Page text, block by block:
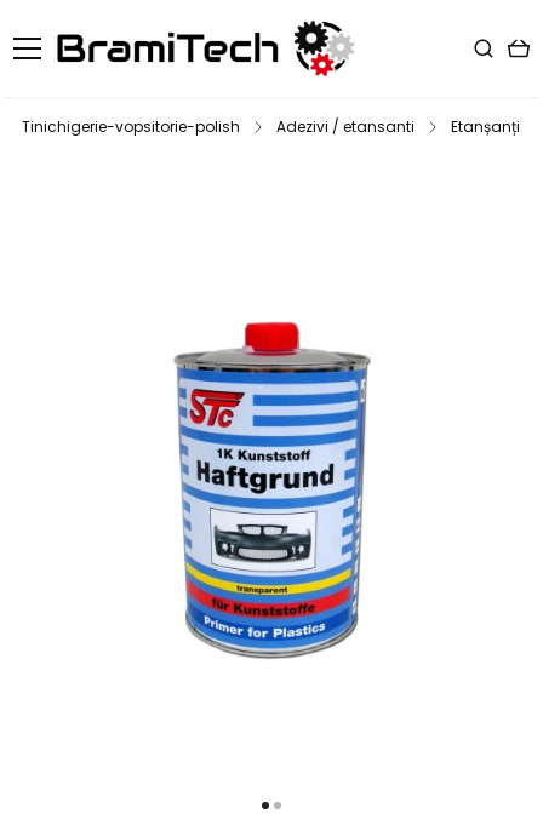
Tinichigerie-vopsitorie-polish Adezivi / etansanti Etanșanți